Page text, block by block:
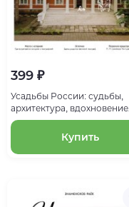
399 ₽
Усадьбы России: судьбы,
архитектура, вдохновение
№18, Усадьба Рязанка
Купить